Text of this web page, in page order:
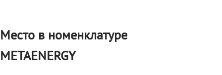
Место в номенклатуре
METAENERGY